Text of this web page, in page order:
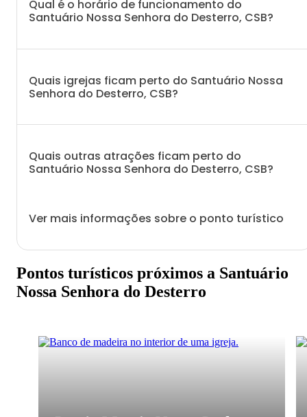
Qual é o horário de funcionamento do
Santuário Nossa Senhora do Desterro, CSB?
Quais igrejas ficam perto do Santuário Nossa
Senhora do Desterro, CSB?
Quais outras atrações ficam perto do
Santuário Nossa Senhora do Desterro, CSB?
Ver mais informações sobre o ponto turístico
Pontos turísticos próximos a Santuário
Nossa Senhora do Desterro